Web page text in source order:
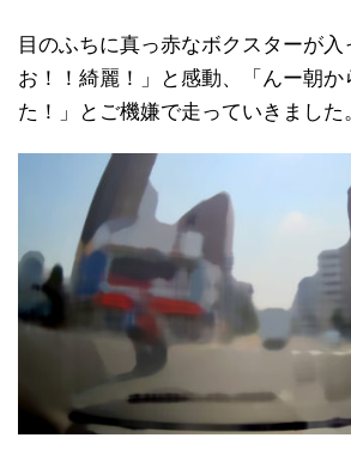
目のふちに真っ赤なボクスターが入
お！！綺麗！」と感動、「んー朝か
た！」とご機嫌で走っていきました